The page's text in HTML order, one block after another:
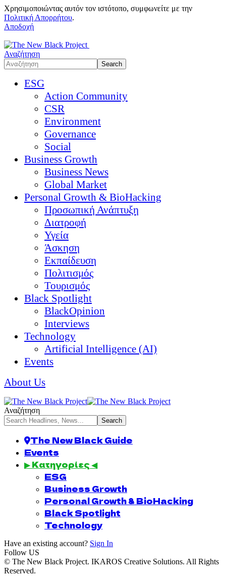
Χρησιμοποιώντας αυτόν τον ιστότοπο, συμφωνείτε με την
Πολιτική Απορρήτου.
Αποδοχή
Αναζήτηση
ESG
Action Community
CSR
Environment
Governance
Social
Business Growth
Business News
Global Market
Personal Growth & BioHacking
Προσωπική Ανάπτυξη
Διατροφή
Υγεία
Άσκηση
Εκπαίδευση
Πολιτισμός
Τουρισμός
Black Spotlight
BlackOpinion
Interviews
Technology
Artificial Intelligence (AI)
Events
About Us
Αναζήτηση
The New Black Guide
Events
▶ Κατηγορίες ◀
ESG
Business Growth
Personal Growth & BioHacking
Black Spotlight
Technology
Have an existing account? Sign In
Follow US
© The New Black Project. IKAROS Creative Solutions. All Rights
Reserved.